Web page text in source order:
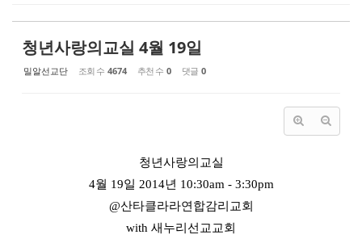
청년사랑의교실 4월 19일
밀알선교단 조회 수 4674 추천 수 0 댓글 0
청년사랑의교실
4월 19일 2014년 10:30am - 3:30pm
@산타클라라연합감리교회
with 새누리선교교회